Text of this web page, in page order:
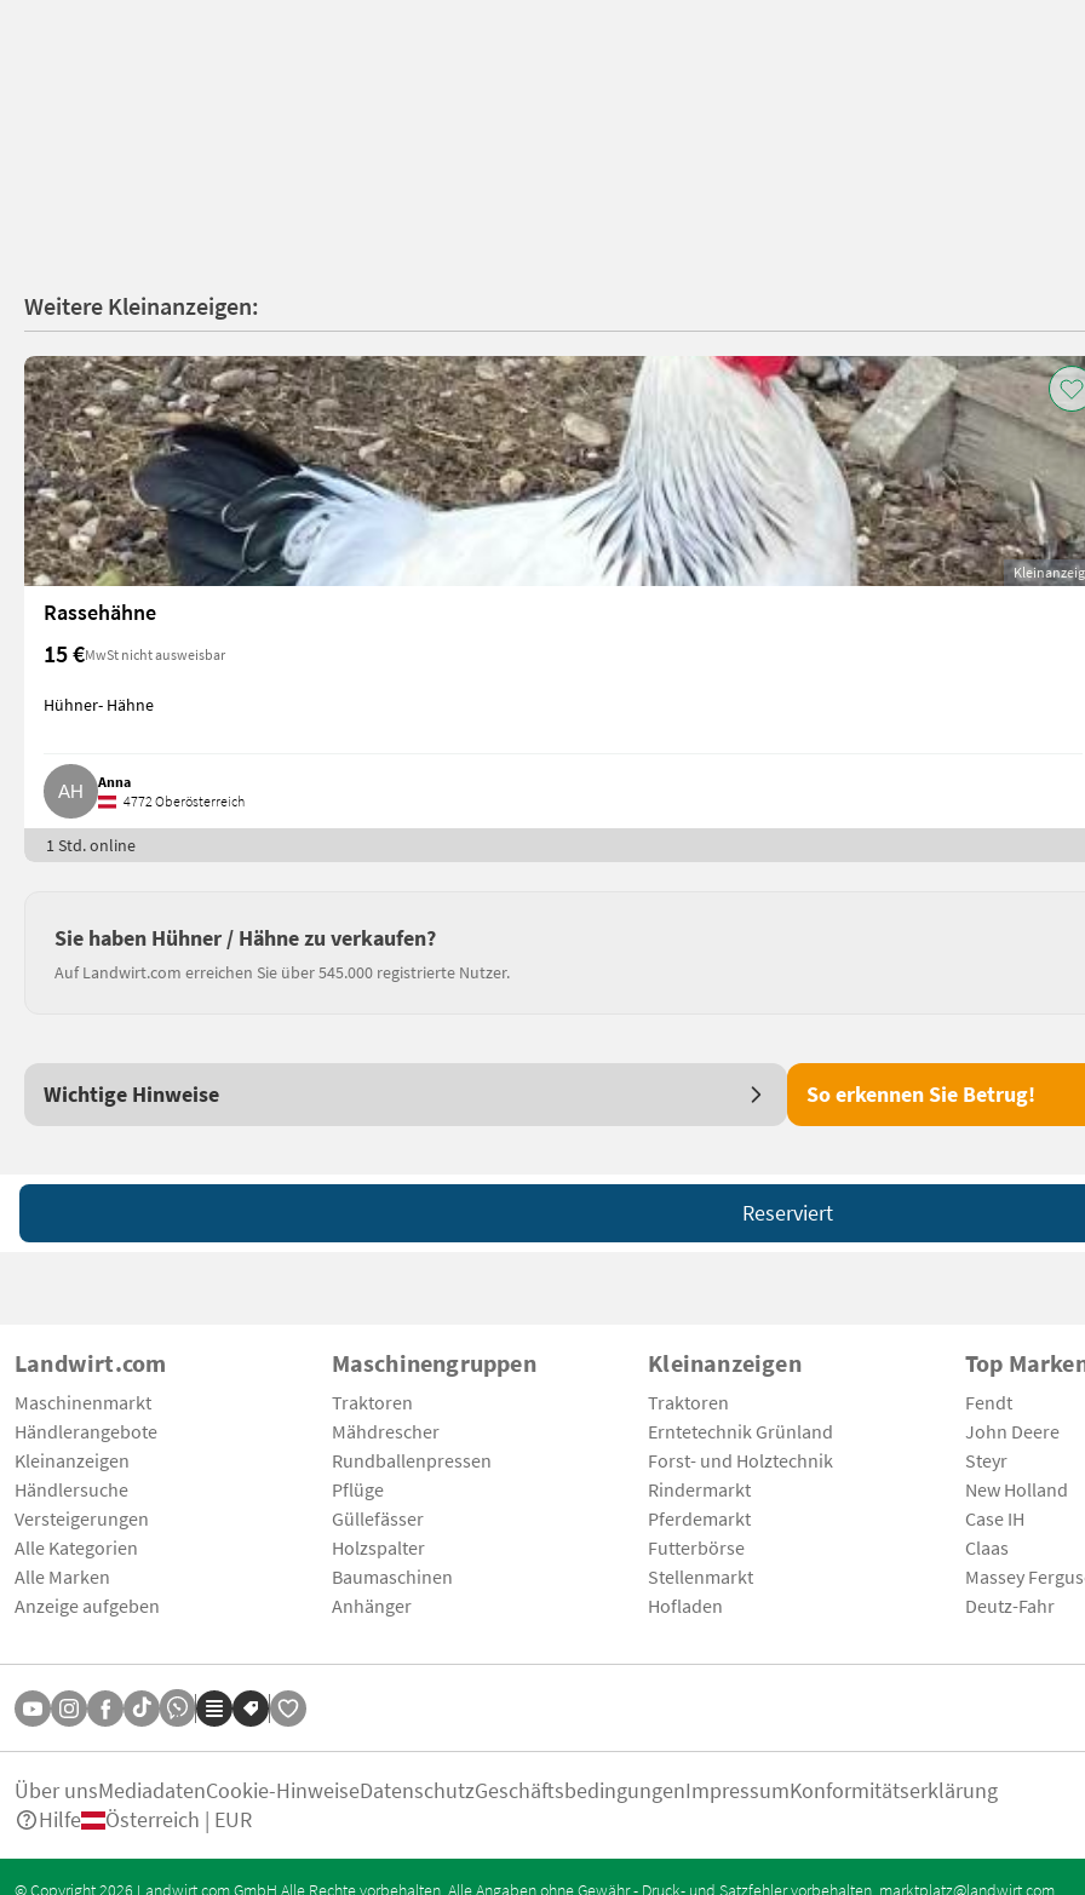
Weitere Kleinanzeigen:
Rassehähne
15 €MwSt nicht ausweisbar
Hühner- Hähne
Anna
4772 Oberösterreich
1 Std. online
Sie haben Hühner / Hähne zu verkaufen?
Auf Landwirt.com erreichen Sie über 545.000 registrierte Nutzer.
Wichtige Hinweise So erkennen Sie Betrug!
Reserviert
Landwirt.com
Maschinenmarkt
Händlerangebote
Kleinanzeigen
Händlersuche
Versteigerungen
Alle Kategorien
Alle Marken
Anzeige aufgeben
Maschinengruppen
Traktoren
Mähdrescher
Rundballenpressen
Pflüge
Güllefässer
Holzspalter
Baumaschinen
Anhänger
Kleinanzeigen
Traktoren
Erntetechnik Grünland
Forst- und Holztechnik
Rindermarkt
Pferdemarkt
Futterbörse
Stellenmarkt
Hofladen
Top
Fendt
John Deere
Steyr
New Holland
Case IH
Claas
Massey
Deutz-Fahr
Über unsMediadatenCookie-HinweiseDatenschutzGeschäftsbedingungenImpressumKonformitätserklärung
Hilfe
Österreich | EUR
© Copyright 2026 Landwirt.com GmbH Alle Rechte vorbehalten. Alle Angaben ohne Gewähr - Druck- und Satzfehler vorbehalten. marktplatz@landwirt.com